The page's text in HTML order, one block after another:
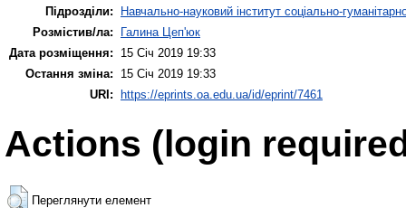
Підрозділи:
Навчально-науковий інститут соціально-
Розмістив/ла:
Галина Цеп'юк
Дата розміщення:
15 Січ 2019 19:33
Остання зміна:
15 Січ 2019 19:33
URI: https://eprints.oa.edu.ua/id/eprint/7461
Actions (login
Переглянути елемент